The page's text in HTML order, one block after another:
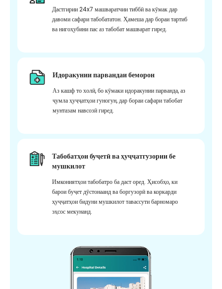
Дастгирии 24x7 машваратчии тиббӣ ва кӯмак дар
давоми сафари табобататон. Ҳамеша дар бораи тартиб
ва нигоҳубини пас аз табобат машварат гиред.
Идоракунии парвандаи беморон
Аз кашф то холӣ, бо кӯмаки идоракунии парванда, аз
ҷумла ҳуҷҷатҳои гуногун, дар бораи сафари табобат
мунтазам навсозӣ гиред.
Табобатҳои буҷетӣ ва ҳуҷҷатгузории бе
мушкилот
Имкониятҳои табобатро ба даст оред. Ҳисобҳо, ки
барои буҷет дӯстонаанд ва боргузорӣ ва коркарди
ҳуҷҷатҳои бидуни мушкилот тавассути барномаро
эҳсос мекунанд.